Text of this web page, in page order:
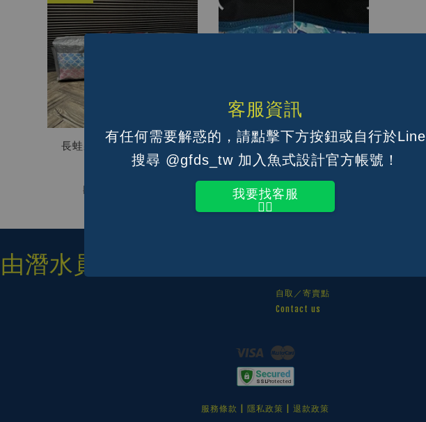
客服資訊
有任何需要解惑的，請點擊下方按鈕或自行於Line
搜尋 @gfds_tw 加入魚式設計官方帳號！
我要找客服
👆🏽
長蛙裝備袋 | 托運防汙保
護套-100cm版
NT$ 299
手縫真皮個人名牌
NT$ 168
潛水員的台灣品牌
自取／寄賣點
Contact us
Visa
服務條款 隱私政策 退款政策